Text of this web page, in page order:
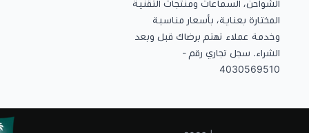
الشواحن، السماعات ومنتجات التقنية
المختارة بعناية، بأسعار مناسبة
وخدمة عملاء تهتم برضاك قبل وبعد
الشراء. سجل تجاري رقم -
4030569510